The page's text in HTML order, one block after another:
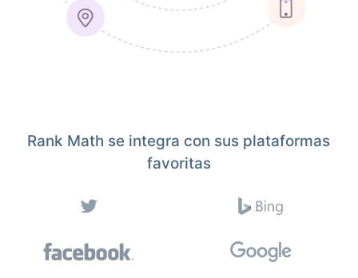
Rank Math se integra con sus plataformas
favoritas